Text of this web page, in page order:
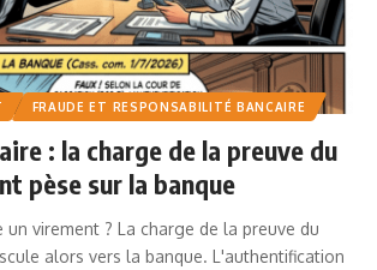
FRAUDE ET RESPONSABILITÉ BANCAIRE
: la charge de la preuve du
pèse sur la banque
virement ? La charge de la preuve du
alors vers la banque. L'authentification